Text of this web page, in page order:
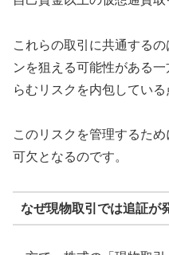
これらの取引に共通する
ンを狙える可能性がある
らむリスクを内包している
このリスクを管理するた
可欠となるのです。
なぜ現物取引では追証が